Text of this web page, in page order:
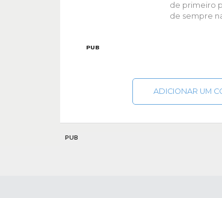
de primeiro
de sempre
PUB
ADICIONAR UM
PUB